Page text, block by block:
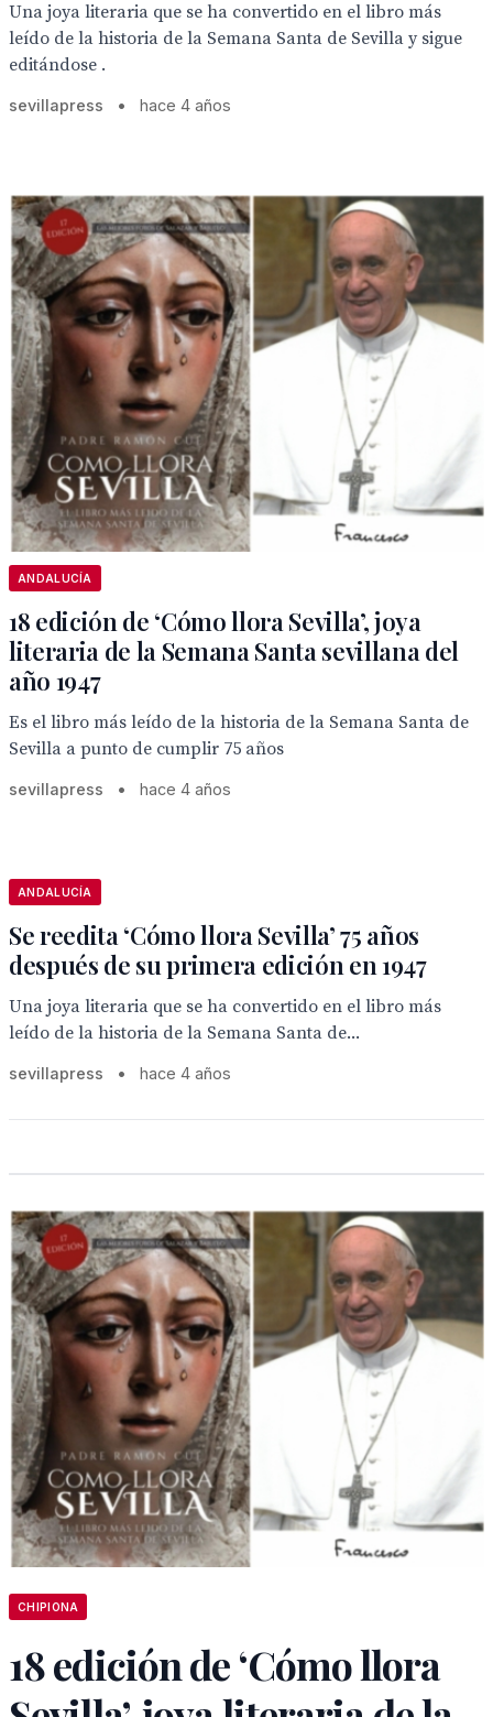
Una joya literaria que se ha convertido en el libro más
leído de la historia de la Semana Santa de Sevilla y sigue
editándose .
sevillapress • hace 4 años
ANDALUCÍA
18 edición de ‘Cómo llora Sevilla’, joya
literaria de la Semana Santa sevillana del
año 1947
Es el libro más leído de la historia de la Semana Santa de
Sevilla a punto de cumplir 75 años
sevillapress • hace 4 años
ANDALUCÍA
Se reedita ‘Cómo llora Sevilla’ 75 años
después de su primera edición en 1947
Una joya literaria que se ha convertido en el libro más
leído de la historia de la Semana Santa de...
sevillapress • hace 4 años
CHIPIONA
18 edición de ‘Cómo llora